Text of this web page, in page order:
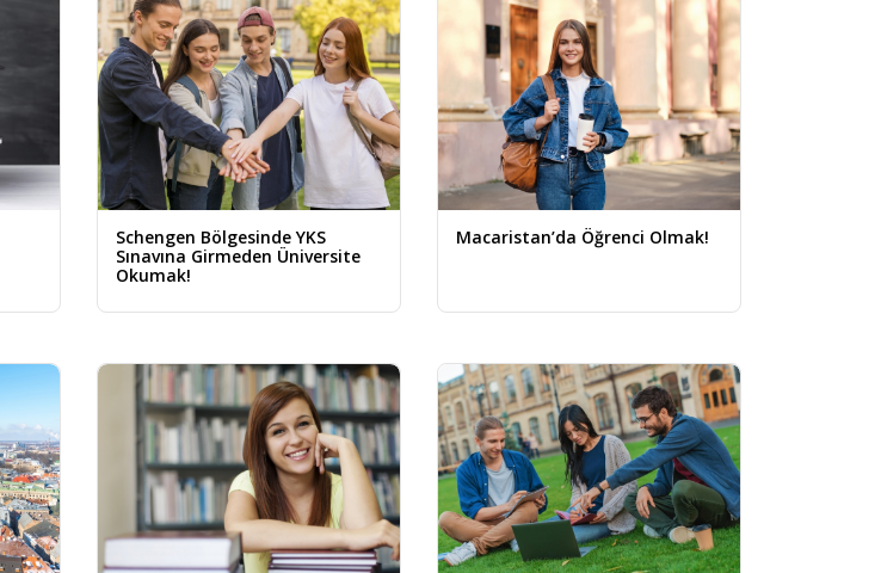
Schengen Bölgesinde YKS
Sınavına Girmeden Üniversite
Okumak!
Macaristan’da Öğrenci Olmak!